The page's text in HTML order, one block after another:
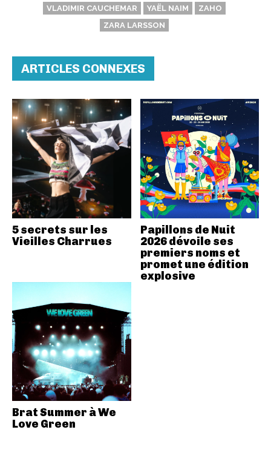
VLADIMIR CAUCHEMAR
YAËL NAIM
ZAHO
ZARA LARSSON
ARTICLES CONNEXES
5 secrets sur les
Vieilles Charrues
Papillons de Nuit
2026 dévoile ses
premiers noms et
promet une édition
explosive
Brat Summer à We
Love Green